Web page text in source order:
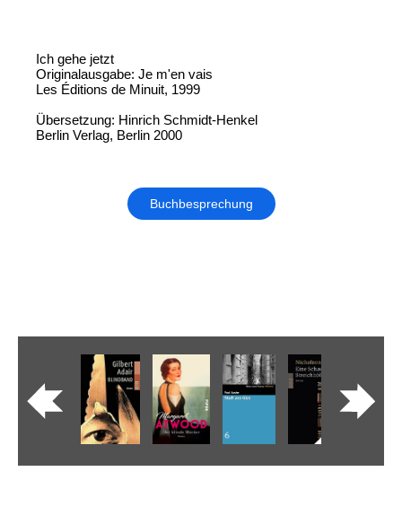
Ich gehe jetzt
Originalausgabe: Je m'en vais
Les Éditions de Minuit, 1999
Übersetzung: Hinrich Schmidt-Henkel
Berlin Verlag, Berlin 2000
Buchbesprechung